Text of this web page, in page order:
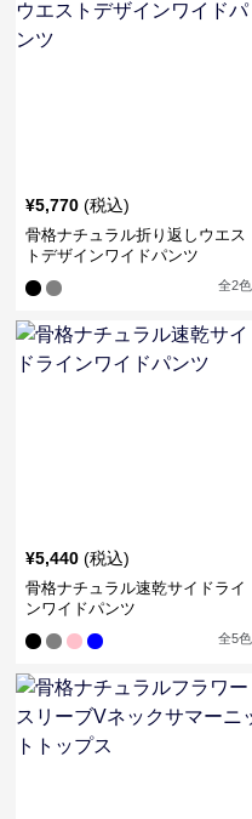
¥5,770 (税込)
骨格ナチュラル折り返しウエス
トデザインワイドパンツ
全2色
¥5,440 (税込)
骨格ナチュラル速乾サイドライ
ンワイドパンツ
全5色